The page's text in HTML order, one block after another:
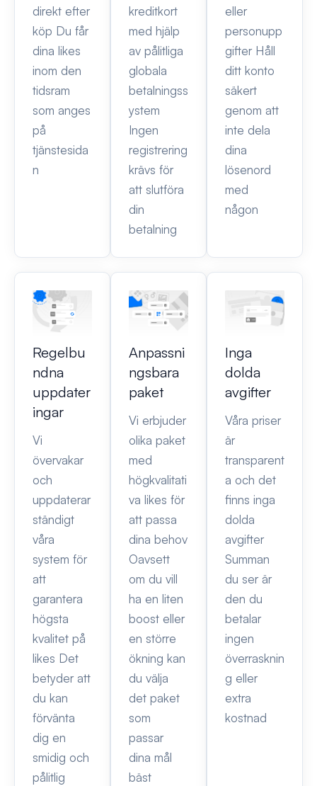
direkt efter
köp Du får
dina likes
inom den
tidsram
som anges
på
tjänstesida
n
kreditkort
med hjälp
av pålitliga
globala
betalningss
ystem
Ingen
registrering
krävs för
att slutföra
din
betalning
eller
personupp
gifter Håll
ditt konto
säkert
genom att
inte dela
dina
lösenord
med
någon
Regelbu
ndna
uppdater
ingar
Vi
övervakar
och
uppdaterar
ständigt
våra
system för
att
garantera
högsta
kvalitet på
likes Det
betyder att
du kan
förvänta
dig en
smidig och
pålitlig
Anpassni
ngsbara
paket
Vi erbjuder
olika paket
med
högkvalitati
va likes för
att passa
dina behov
Oavsett
om du vill
ha en liten
boost eller
en större
ökning kan
du välja
det paket
som
passar
dina mål
bäst
Inga
dolda
avgifter
Våra priser
är
transparent
a och det
finns inga
dolda
avgifter
Summan
du ser är
den du
betalar
ingen
överrasknin
g eller
extra
kostnad